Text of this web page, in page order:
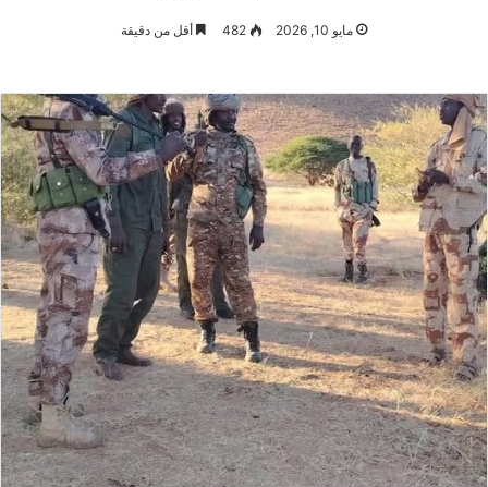
مايو 10, 2026 482 أقل من دقيقة